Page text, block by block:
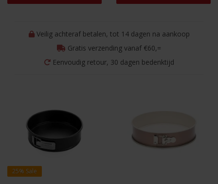
Veilig achteraf betalen, tot 14 dagen na aankoop
Gratis verzending vanaf €60,=
Eenvoudig retour, 30 dagen bedenktijd
25% Sale